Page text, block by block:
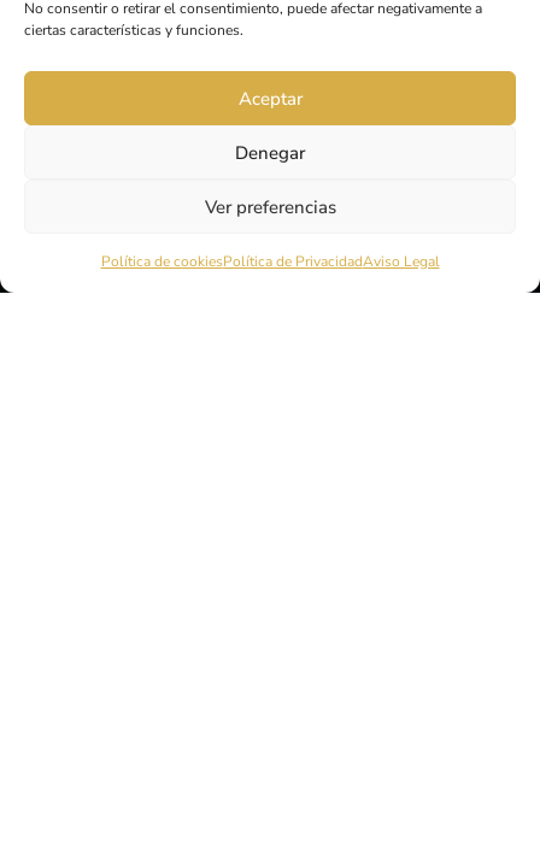
No consentir o retirar el consentimiento, puede afectar negativamente a
ciertas características y funciones.
Aceptar
Denegar
Ver preferencias
Política de cookiesPolítica de PrivacidadAviso Legal